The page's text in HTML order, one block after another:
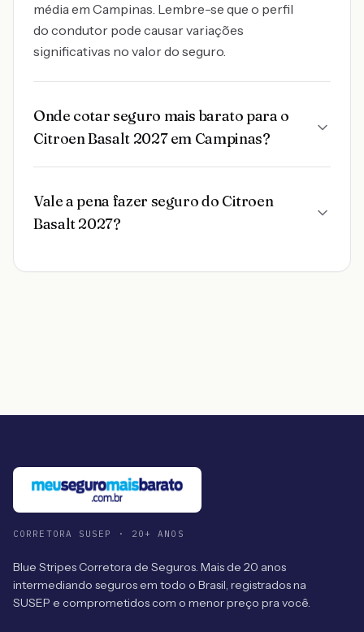
média em Campinas. Lembre-se que o perfil
do condutor pode causar variações
significativas no valor do seguro.
Onde cotar seguro mais barato para o
Citroen Basalt 2027 em Campinas?
Vale a pena fazer seguro do Citroen
Basalt 2027?
CORRETORA SUSEP · 20+ ANOS
Blue Stripes Corretora de Seguros. Mais de 20 anos
intermediando seguros em todo o Brasil, registrados na
SUSEP e comprometidos com o menor preço pra você.